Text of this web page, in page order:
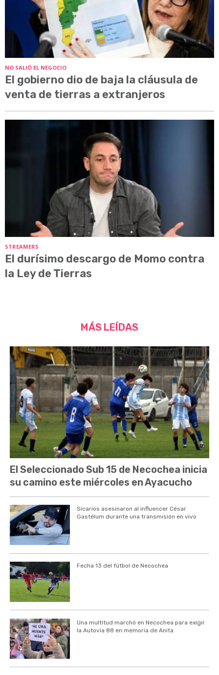
NO SALIÓ EL NEGOCIO
El gobierno dio de baja la cláusula de
venta de tierras a extranjeros
STREAMERS
El durísimo descargo de Momo contra
la Ley de Tierras
MÁS LEÍDAS
El Seleccionado Sub 15 de Necochea inicia
su camino este miércoles en Ayacucho
Sicarios asesinaron al influencer César
Gastélum durante una transmisión en vivo
Fecha 13 del fútbol de Necochea
Una multitud marchó en Necochea para exigir
la Autovía 88 en memoria de Anita